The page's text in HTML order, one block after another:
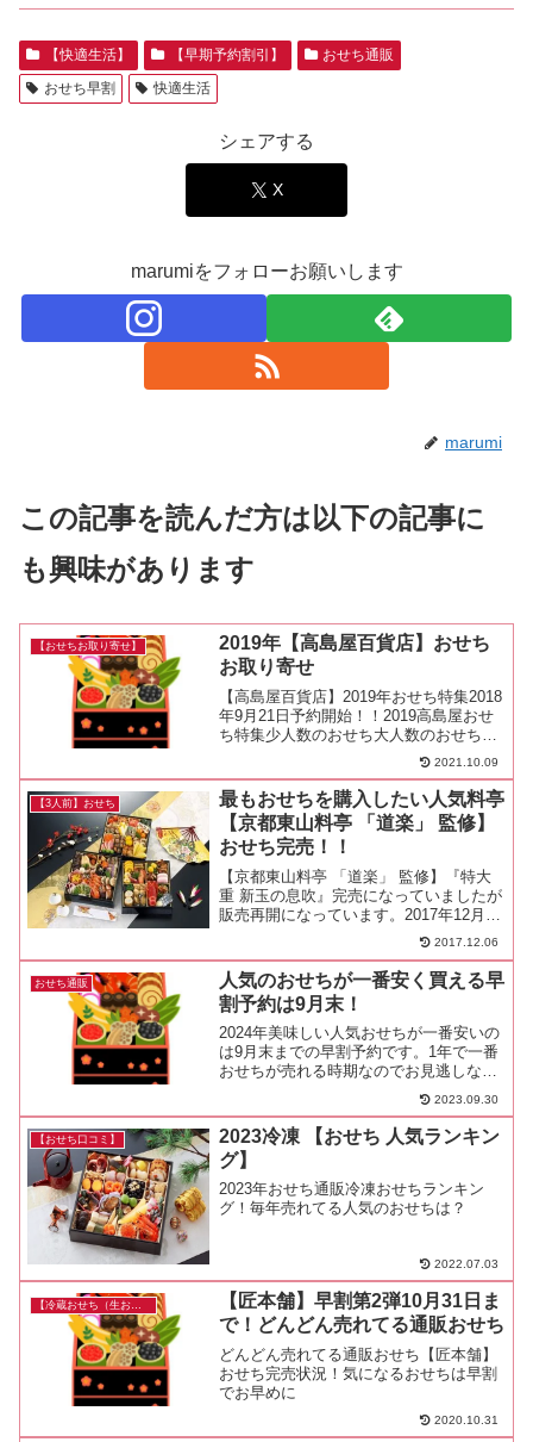
【快適生活】 【早期予約割引】
おせち通販
おせち早割
快適生活
シェアする
X
marumiをフォローお願いします
marumi
この記事を読んだ方は以下の記事に
も興味があります
【おせちお取り寄せ】
2019年【高島屋百貨店】おせち
お取り寄せ
【高島屋百貨店】2019年おせち特集2018
年9月21日予約開始！！2019高島屋おせ
ち特集少人数のおせち大人数のおせち全
国配送おせち人気ランキング高島屋限定
おせち高島屋の2018クリスマス【高島
屋】2018注目キーワード福袋★福袋クリ
スマ...
2021.10.09
【3人前】おせち
最もおせちを購入したい人気料亭
【京都東山料亭 「道楽」 監修】
おせち完売！！
【京都東山料亭 「道楽」 監修】『特大
重 新玉の息吹』完売になっていましたが
販売再開になっています。2017年12月4
日現在今日見てみると『特大重 新玉の息
吹』『清新』どちらも完売になっていま
した･･･私が今年予約したおせちです♪通
常価格:...
2017.12.06
おせち通販
人気のおせちが一番安く買える早
割予約は9月末！
2024年美味しい人気おせちが一番安いの
は9月末までの早割予約です。1年で一番
おせちが売れる時期なのでお見逃しな
2023.09.30
【おせち口コミ】
2023冷凍 【おせち 人気ランキン
グ】
2023年おせち通販冷凍おせちランキン
グ！毎年売れてる人気のおせちは？
2022.07.03
【匠本舗】早割第2弾10月31日ま
で！どんどん売れてる通販おせち
どんどん売れてる通販おせち【匠本舗】
おせち完売状況！気になるおせちは早割
でお早めに
2020.10.31